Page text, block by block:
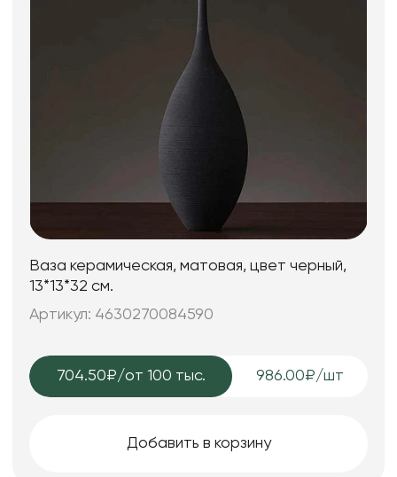
Ваза керамическая, матовая, цвет черный,
13*13*32 см.
Артикул: 4630270084590
704.50₽/от 100 тыс. 986.00₽/шт
Добавить в корзину